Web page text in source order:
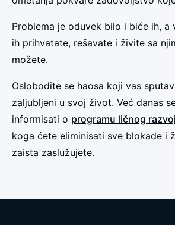
Problema je oduvek bilo i biće ih, a
ih prihvatate, rešavate i živite sa
možete.
Oslobodite se haosa koji vas
zaljubljeni u svoj život. Već danas
informisati o programu ličnog
koga ćete eliminisati sve blokade i
zaista zaslužujete.